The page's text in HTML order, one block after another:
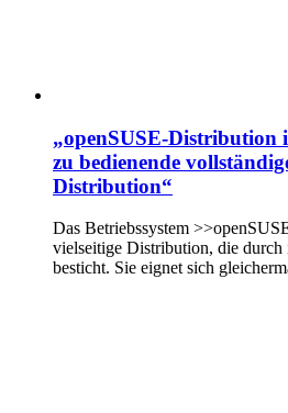
„openSUSE-Distribution
zu bedienende
Distribution“
Das Betriebssystem
vielseitige Distribution, die
besticht. Sie eignet sich